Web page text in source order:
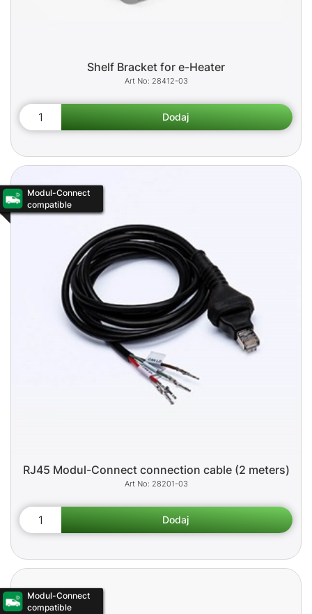
Shelf Bracket for e-Heater
28412-03
Modul-Connect
compatible
RJ45 Modul-Connect connection cable (2 meters)
28201-03
Modul-Connect
compatible